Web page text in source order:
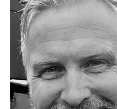
Företagsledare
Författare
Idrottare och äventyrare
Kända musiker
Skådespelare